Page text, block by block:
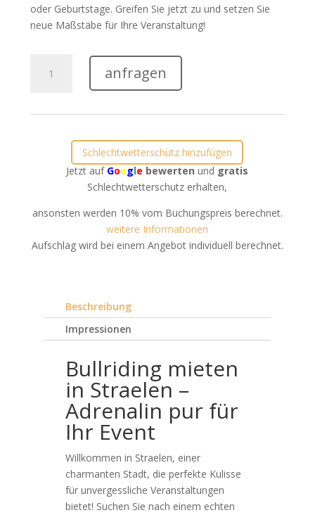
oder Geburtstage. Greifen Sie jetzt zu und setzen Sie
neue Maßstäbe für Ihre Veranstaltung!
mieten
anfragen
Schlechtwetterschutz hinzufügen
Jetzt auf Google bewerten und gratis
Schlechtwetterschutz erhalten,
ansonsten werden 10% vom Buchungspreis berechnet.
weitere Informationen
Aufschlag wird bei einem Angebot individuell berechnet.
Beschreibung
Impressionen
Bullriding mieten
in Straelen –
Adrenalin pur für
Ihr Event
Willkommen in Straelen, einer
charmanten Stadt, die perfekte Kulisse
für unvergessliche Veranstaltungen
bietet! Suchen Sie nach einem echten